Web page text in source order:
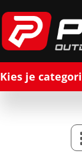
Kies je